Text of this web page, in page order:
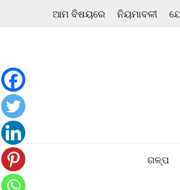
ଆମ ବିଷୟରେ ନିୟମାବଳୀ
ଗଳ୍ପ